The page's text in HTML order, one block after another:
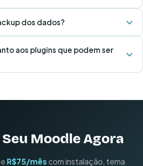
dos dados?
aos plugins que podem ser
Moodle Agora
R$75/mêscom instalação, tema